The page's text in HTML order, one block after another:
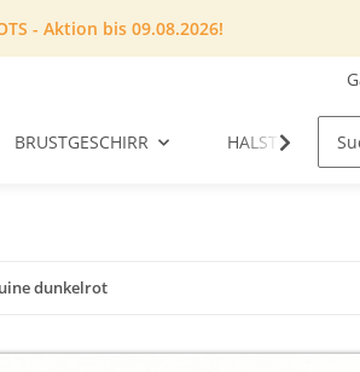
- Aktion bis 09.08.2026!
BRUSTGESCHIRR HALSTUCH
dunkelrot